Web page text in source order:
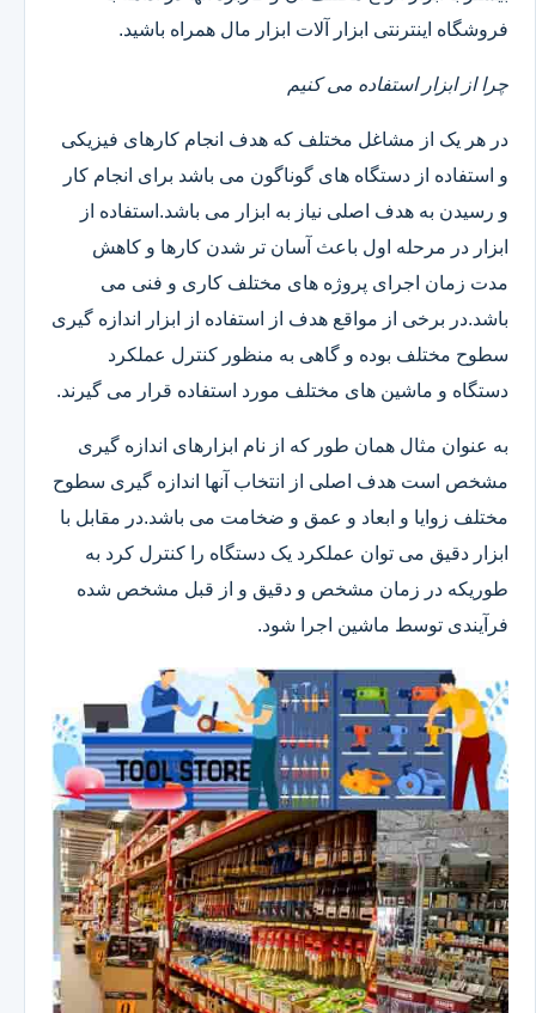
فروشگاه اینترنتی ابزار آلات ابزار مال همراه باشید.
چرا از ابزار استفاده می کنیم
در هر یک از مشاغل مختلف که هدف انجام کارهای فیزیکی
و استفاده از دستگاه های گوناگون می باشد برای انجام کار
و رسیدن به هدف اصلی نیاز به ابزار می باشد.استفاده از
ابزار در مرحله اول باعث آسان تر شدن کارها و کاهش
مدت زمان اجرای پروژه های مختلف کاری و فنی می
باشد.در برخی از مواقع هدف از استفاده از ابزار اندازه گیری
سطوح مختلف بوده و گاهی به منظور کنترل عملکرد
دستگاه و ماشین های مختلف مورد استفاده قرار می گیرند.
به عنوان مثال همان طور که از نام ابزارهای اندازه گیری
مشخص است هدف اصلی از انتخاب آنها اندازه گیری سطوح
مختلف زوایا و ابعاد و عمق و ضخامت می باشد.در مقابل با
ابزار دقیق می توان عملکرد یک دستگاه را کنترل کرد به
طوریکه در زمان مشخص و دقیق و از قبل مشخص شده
فرآیندی توسط ماشین اجرا شود.